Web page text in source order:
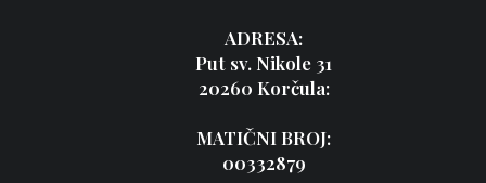
ADRESA:
Put sv. Nikole 31
20260 Korčula:
MATIČNI BROJ:
00332879